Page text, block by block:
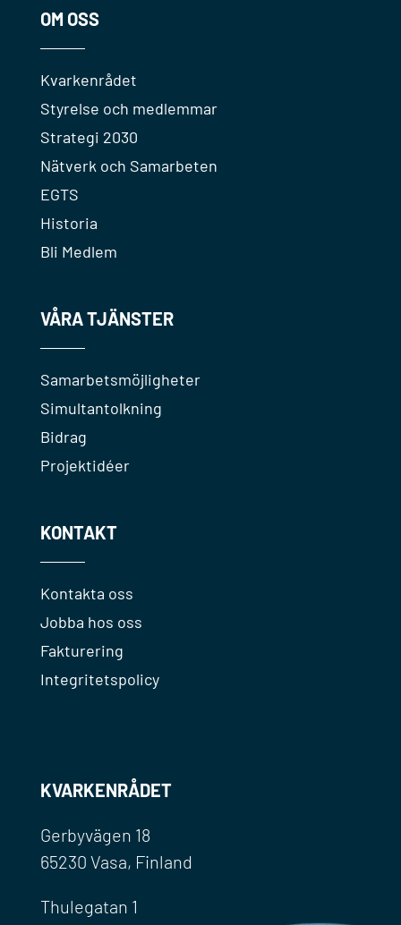
OM OSS
Kvarkenrådet
Styrelse och medlemmar
Strategi 2030
Nätverk och Samarbeten
EGTS
Historia
Bli Medlem
VÅRA TJÄNSTER
Samarbetsmöjligheter
Simultantolkning
Bidrag
Projektidéer
KONTAKT
Kontakta oss
Jobba hos oss
Fakturering
Integritetspolicy
KVARKENRÅDET
Gerbyvägen 18
65230 Vasa, Finland
Thulegatan 1